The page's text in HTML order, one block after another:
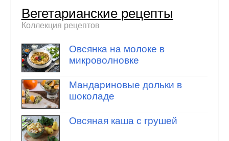
Вегетарианские рецепты
Коллекция рецептов
Овсянка на молоке в
микроволновке
Мандариновые дольки в
шоколаде
Овсяная каша с грушей